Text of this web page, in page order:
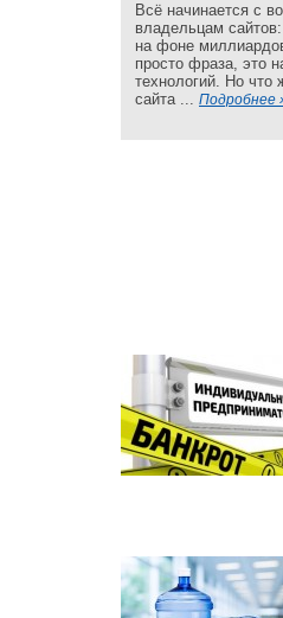
Всё начинается с
владельцам
на фоне
просто фраза, это
технологий. Но что
сайта ... Подробнее